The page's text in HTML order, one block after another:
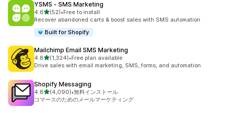
YSMS ‑ SMS Marketing
4.65つ星中
(52)
合計レビュー数：52件
•Free to install
Recover abandoned carts & boost sales with SMS automation
Built for Shopify
Mailchimp Email SMS Marketing
4.85つ星中
(1,324)
合計レビュー数：1324件
•Free plan available
Drive sales with email marketing, SMS, forms, and automation
Shopify Messaging
4.85つ星中
(4,090)
合計レビュー数：4090件
•無料インストール
コマースのためのメールマーケティング